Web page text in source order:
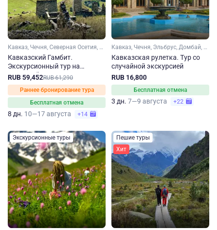
Кавказ, Чечня, Северная Осетия, Кабардино-Балкария, Ингушетия
Кавказский Гамбит.
Экскурсионный тур на
Северный Кавказ
RUB 59,452RUB 61,290
Раннее бронирование тура
Бесплатная отмена
8 дн. 10—17 августа +14
Кавказ, Чечня, Эльбрус, Домбай, Карачаево-Черкесия, Кабардино-Балкария, Ставропольский край, Кавказские Минеральные Воды
Кавказская рулетка. Тур со
случайной экскурсией
RUB 16,800
Бесплатная отмена
3 дн. 7—9 августа +22
Экскурсионные туры
Пешие туры
Хит